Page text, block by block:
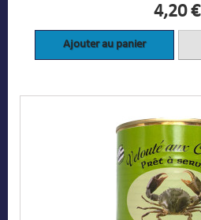
4,20 €
Ajouter au panier